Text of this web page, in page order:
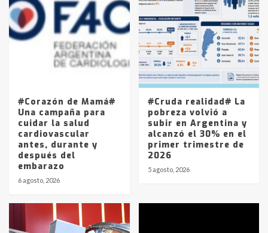
4
joven de Trenque Lauquen
Los precios de los combustibles en
La Pampa, desde YPF hasta Axion
entre 857 a 1338 pesos
#Corazón de Mamá#
Una campaña para
cuidar la salud
cardiovascular
antes, durante y
después del
embarazo
6 agosto, 2026
#Cruda realidad# La
pobreza volvió a
subir en Argentina y
alcanzó el 30% en el
primer trimestre de
2026
5 agosto, 2026